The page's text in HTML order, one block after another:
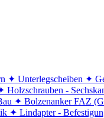
✦ Unterlegscheiben ✦
Holzschrauben -
✦ Bolzenanker FAZ
✦ Lindapter -